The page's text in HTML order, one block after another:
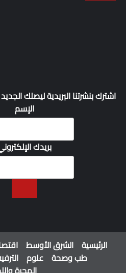
اشترك بنشرتنا البريدية ليصلك
الإسم
بريدك
الرئيسية الشرق الأوسط
طب وصحة علوم